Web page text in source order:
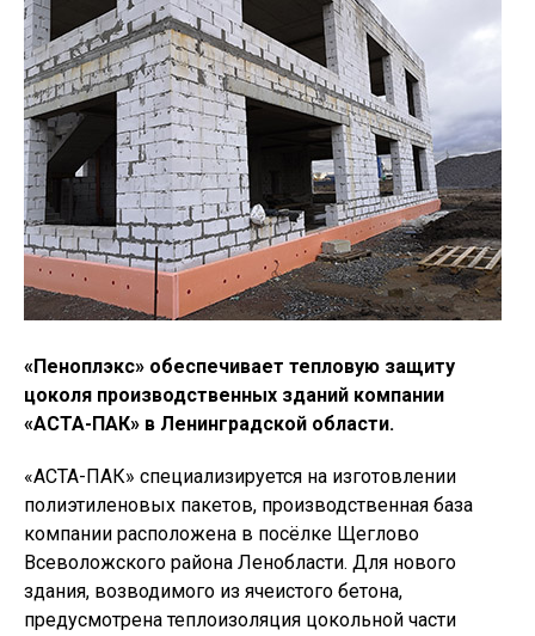
«Пеноплэкс» обеспечивает тепловую защиту
цоколя производственных зданий компании
«АСТА-ПАК» в Ленинградской области.
«АСТА-ПАК» специализируется на изготовлении
полиэтиленовых пакетов, производственная база
компании расположена в посёлке Щеглово
Всеволожского района Ленобласти. Для нового
здания, возводимого из ячеистого бетона,
предусмотрена теплоизоляция цокольной части